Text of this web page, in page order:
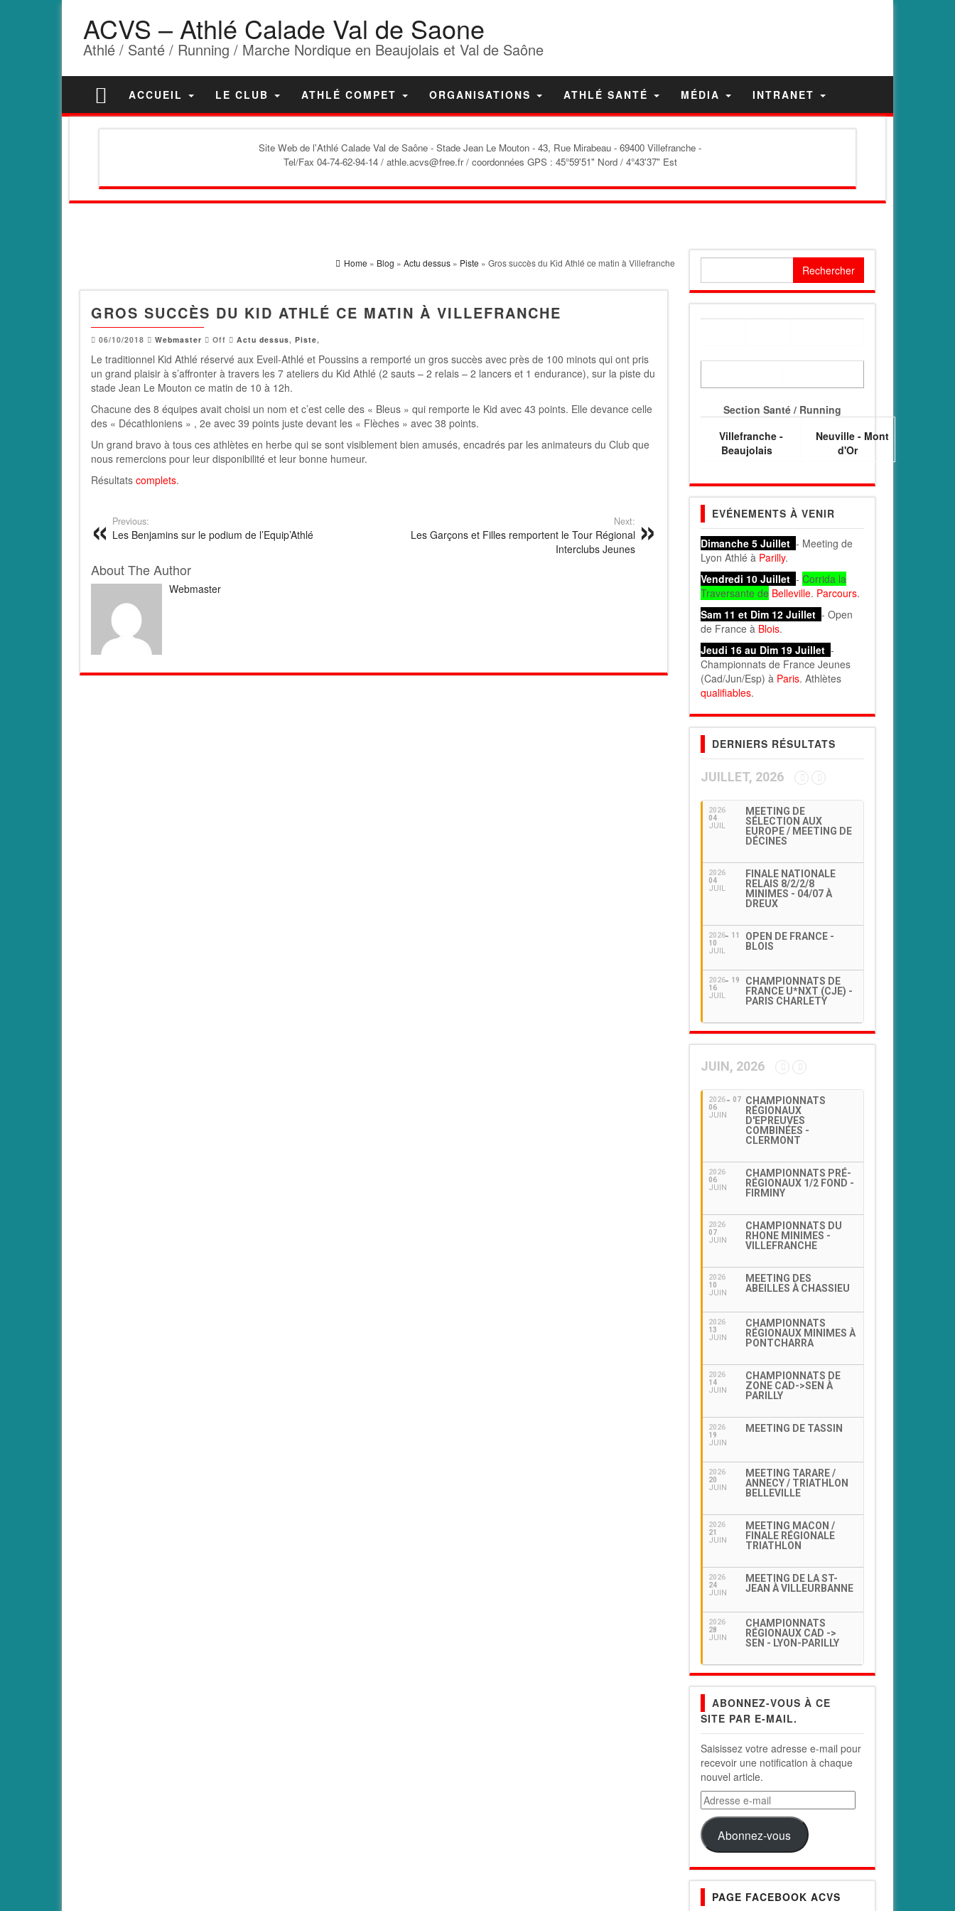
ACVS – Athlé Calade Val de Saone
Athlé / Santé / Running / Marche Nordique en Beaujolais et Val de Saône
ACCUEIL LE CLUB ATHLÉ COMPET ORGANISATIONS ATHLÉ SANTÉ MÉDIA INTRANET
Site Web de l'Athlé Calade Val de Saône - Stade Jean Le Mouton - 43, Rue Mirabeau - 69400 Villefranche -
Tel/Fax 04-74-62-94-14 / athle.acvs@free.fr / coordonnées GPS : 45°59'51" Nord / 4°43'37" Est
Home » Blog » Actu dessus» Piste » Gros succès du Kid Athlé ce matin à Villefranche
GROS SUCCÈS DU KID ATHLÉ CE MATIN À VILLEFRANCHE
06/10/2018 Webmaster Off Actu dessus, Piste,
Le traditionnel Kid Athlé réservé aux Eveil-Athlé et Poussins a remporté un gros succès avec près de 100 minots qui ont pris
un grand plaisir à s’affronter à travers les 7 ateliers du Kid Athlé (2 sauts – 2 relais – 2 lancers et 1 endurance), sur la piste du
stade Jean Le Mouton ce matin de 10 à 12h.
Chacune des 8 équipes avait choisi un nom et c’est celle des « Bleus » qui remporte le Kid avec 43 points. Elle devance celle
des « Décathloniens » , 2e avec 39 points juste devant les « Flèches » avec 38 points.
Un grand bravo à tous ces athlètes en herbe qui se sont visiblement bien amusés, encadrés par les animateurs du Club que
nous remercions pour leur disponibilité et leur bonne humeur.
Résultats complets.
Previous:
Les Benjamins sur le podium de l’Equip’Athlé
Next:
Les Garçons et Filles remportent le Tour Régional
Interclubs Jeunes
About The Author
Webmaster
Section Santé / Running
Villefranche -
Beaujolais
Neuville - Mont
d'Or
EVÉNEMENTS À VENIR
Dimanche 5 Juillet - Meeting de
Lyon Athlé à Parilly.
Vendredi 10 Juillet - Corrida la
Traversante de Belleville. Parcours.
Sam 11 et Dim 12 Juillet - Open
de France à Blois.
Jeudi 16 au Dim 19 Juillet -
Championnats de France Jeunes
(Cad/Jun/Esp) à Paris. Athlètes
qualifiables.
DERNIERS RÉSULTATS
JUILLET, 2026
2026
04
JUIL
MEETING DE
SÉLECTION AUX
EUROPE / MEETING DE
DÉCINES
2026
04
JUIL
FINALE NATIONALE
RELAIS 8/2/2/8
MINIMES - 04/07 À
DREUX
2026
10
JUIL
11
OPEN DE FRANCE -
BLOIS
2026
16
JUIL
19
CHAMPIONNATS DE
FRANCE U*NXT (CJE) -
PARIS CHARLETY
JUIN, 2026
2026
06
JUIN
07
CHAMPIONNATS
RÉGIONAUX
D'EPREUVES
COMBINÉES -
CLERMONT
2026
06
JUIN
CHAMPIONNATS PRÉ-
RÉGIONAUX 1/2 FOND -
FIRMINY
2026
07
JUIN
CHAMPIONNATS DU
RHONE MINIMES -
VILLEFRANCHE
2026
10
JUIN
MEETING DES
ABEILLES À CHASSIEU
2026
13
JUIN
CHAMPIONNATS
RÉGIONAUX MINIMES À
PONTCHARRA
2026
14
JUIN
CHAMPIONNATS DE
ZONE CAD->SEN À
PARILLY
2026
19
JUIN
MEETING DE TASSIN
2026
20
JUIN
MEETING TARARE /
ANNECY / TRIATHLON
BELLEVILLE
2026
21
JUIN
MEETING MACON /
FINALE RÉGIONALE
TRIATHLON
2026
24
JUIN
MEETING DE LA ST-
JEAN À VILLEURBANNE
2026
28
JUIN
CHAMPIONNATS
RÉGIONAUX CAD ->
SEN - LYON-PARILLY
ABONNEZ-VOUS À CE
SITE PAR E-MAIL.
Saisissez votre adresse e-mail pour
recevoir une notification à chaque
nouvel article.
Adresse
e-
mail
Abonnez-vous
PAGE FACEBOOK ACVS